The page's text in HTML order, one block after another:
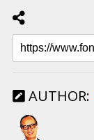
AUTHOR: